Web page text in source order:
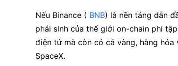
Nếu Binance ( BNB) là nền tảng dẫn
phái sinh của thế giới on-chain phi
điện tử mà còn có cả vàng, hàng
SpaceX.